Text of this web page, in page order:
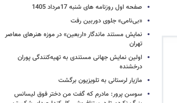
صفحه اول روزنامه های شنبه 17مرداد 1405
«بی‌نامی» جلوی دوربین رفت
نمایش مستند ماندگار «اربعین» در موزه هنرهای معاصر
تهران
اولین نمایش جهانی مستندی به تهیه‌کنندگی پوران
درخشنده
مازیار لرستانی به تلویزیون برگشت
سوسن پرور: مادرم که گفت من دختر فوق‌ لیسانس